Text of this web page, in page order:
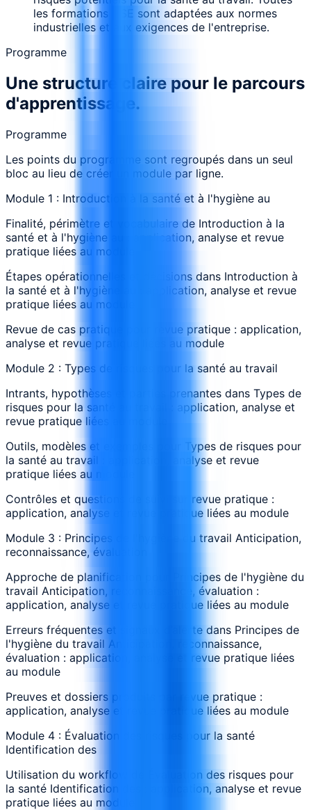
les formations HSE sont adaptées aux normes
industrielles et aux exigences de l'entreprise.
Programme
Une structure claire pour le parcours
d'apprentissage.
Programme
Les points du programme sont regroupés dans un seul
bloc au lieu de créer un module par ligne.
Module 1 : Introduction à la santé et à l'hygiène au
Finalité, périmètre et vocabulaire de Introduction à la
santé et à l'hygiène au : application, analyse et revue
pratique liées au module
Étapes opérationnelles et décisions dans Introduction à
la santé et à l'hygiène au : application, analyse et revue
pratique liées au module
Revue de cas pratique pour revue pratique : application,
analyse et revue pratique liées au module
Module 2 : Types de risques pour la santé au travail
Intrants, hypothèses et parties prenantes dans Types de
risques pour la santé au travail : application, analyse et
revue pratique liées au module
Outils, modèles et exemples pour Types de risques pour
la santé au travail : application, analyse et revue
pratique liées au module
Contrôles et questions de suivi sur revue pratique :
application, analyse et revue pratique liées au module
Module 3 : Principes de l'hygiène du travail Anticipation,
reconnaissance, évaluation
Approche de planification pour Principes de l'hygiène du
travail Anticipation, reconnaissance, évaluation :
application, analyse et revue pratique liées au module
Erreurs fréquentes et signaux d’alerte dans Principes de
l'hygiène du travail Anticipation, reconnaissance,
évaluation : application, analyse et revue pratique liées
au module
Preuves et dossiers produits par revue pratique :
application, analyse et revue pratique liées au module
Module 4 : Évaluation des risques pour la santé
Identification des
Utilisation du workflow de Évaluation des risques pour
la santé Identification des : application, analyse et revue
pratique liées au module